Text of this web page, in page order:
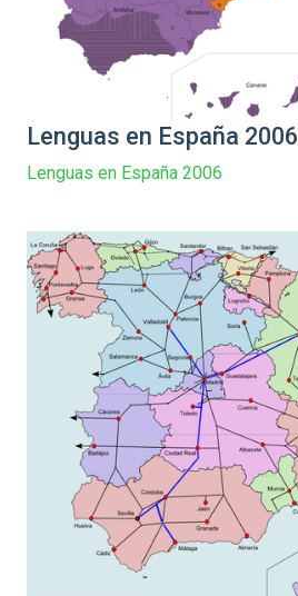
Lenguas en España 2006
Lenguas en España 2006